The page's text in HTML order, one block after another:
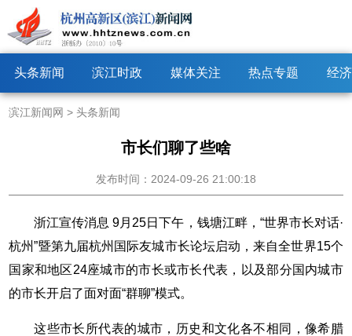
头条新闻 滨江时政 媒体关注 热点专题 经
滨江新闻网 >头条新闻
市长们聊了些啥
发布时间：2024-09-26 21:00:18
浙江宣传消息 9月25日下午，钱塘江畔，“世界市长对话·
杭州”暨第九届杭州国际友城市长论坛启动，来自全世界15个
国家和地区24座城市的市长或市长代表，以及部分国内城市
的市长开启了面对面“群聊”模式。
这些市长所代表的城市，历史和文化各不相同，像希腊